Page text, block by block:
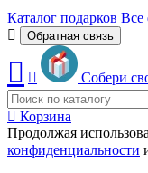
Каталог подарков Все
Обратная связь
Собери
Корзина
Продолжая
конфиденциальности